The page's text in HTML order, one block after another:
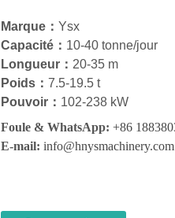
Marque： Ysx
Capacité： 10-40 tonne/jour
Longueur： 20-35 m
Poids： 7.5-19.5 t
Pouvoir： 102-238 kW
Foule & WhatsApp: +86
E-mail: info@hnysmachinery.com